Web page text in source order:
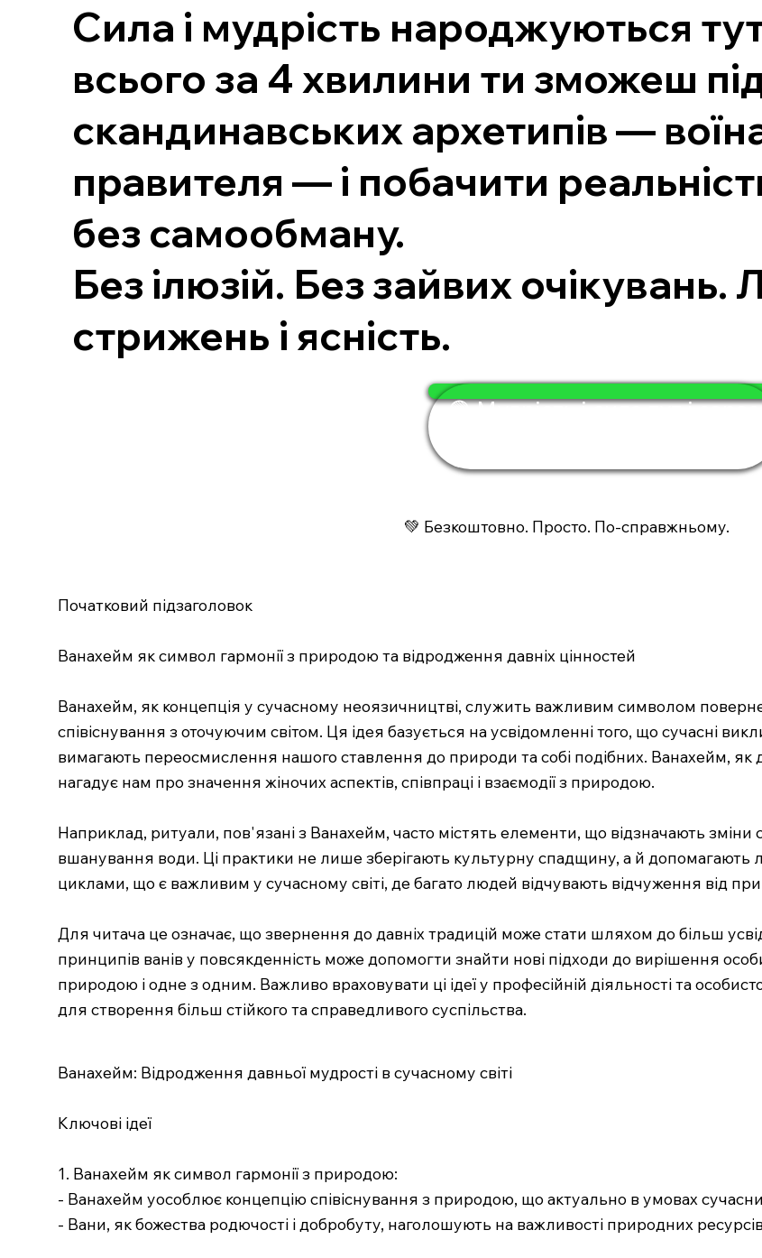
Сила і мудрість народжуються
всього за 4 хвилини ти зможеш
скандинавських архетипів —
правителя — і побачити
без самообману.
Без ілюзій. Без зайвих очікувань.
стрижень і ясність.
🟢 Мудрість і сила тут і зараз
💚 Безкоштовно. Просто. По-справжньому.
Початковий підзаголовок
Ванахейм як символ гармонії з природою та відродження давніх цінностей
Ванахейм, як концепція у сучасному неоязичництві, служить важливим символом
співіснування з оточуючим світом. Ця ідея базується на усвідомленні того, що сучасні
вимагають переосмислення нашого ставлення до природи та собі подібних. Ванахейм, як
нагадує нам про значення жіночих аспектів, співпраці і взаємодії з природою.
Наприклад, ритуали, пов'язані з Ванахейм, часто містять елементи, що відзначають зміни
вшанування води. Ці практики не лише зберігають культурну спадщину, а й
циклами, що є важливим у сучасному світі, де багато людей відчувають відчуження від
Для читача це означає, що звернення до давніх традицій може стати шляхом до більш
принципів ванів у повсякденність може допомогти знайти нові підходи до вирішення
природою і одне з одним. Важливо враховувати ці ідеї у професійній діяльності та
для створення більш стійкого та справедливого суспільства.
Ванахейм: Відродження давньої мудрості в сучасному світі
Ключові ідеї
1. Ванахейм як символ гармонії з природою:
- Ванахейм уособлює концепцію співіснування з природою, що актуально в умовах
- Вани, як божества родючості і добробуту, наголошують на важливості природних